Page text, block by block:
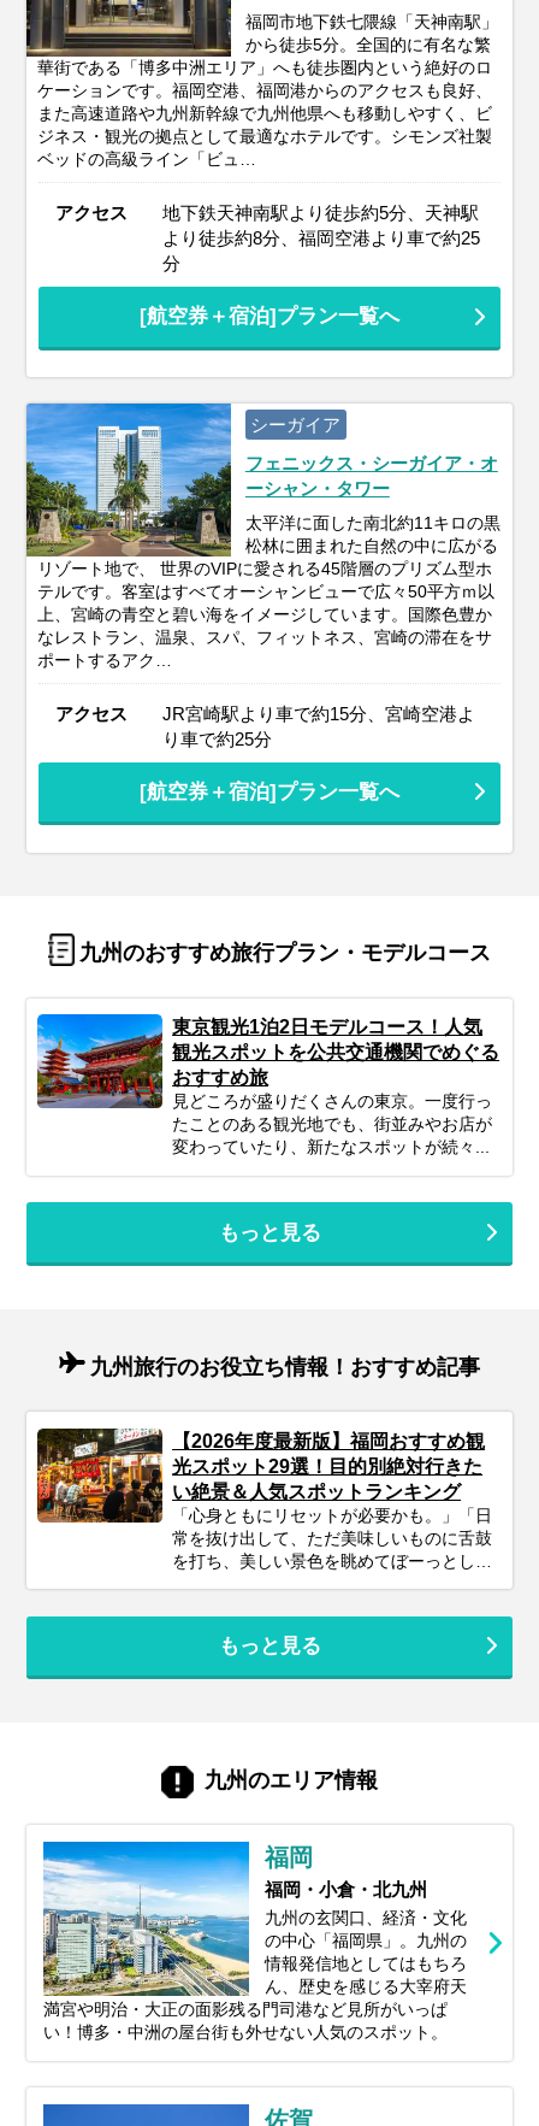
福岡市地下鉄七隈線「天神南駅」
から徒歩5分。全国的に有名な繁
華街である「博多中洲エリア」へも徒歩圏内という絶好のロ
ケーションです。福岡空港、福岡港からのアクセスも良好、
また高速道路や九州新幹線で九州他県へも移動しやすく、ビ
ジネス・観光の拠点として最適なホテルです。シモンズ社製
ベッドの高級ライン「ビュ…
アクセス
地下鉄天神南駅より徒歩約5分、天神駅
より徒歩約8分、福岡空港より車で約25
分
[航空券＋宿泊]プラン一覧へ
シーガイア
フェニックス・シーガイア・オ
ーシャン・タワー
太平洋に面した南北約11キロの黒
松林に囲まれた自然の中に広がる
リゾート地で、 世界のVIPに愛される45階層のプリズム型ホ
テルです。客室はすべてオーシャンビューで広々50平方ｍ以
上、宮崎の青空と碧い海をイメージしています。国際色豊か
なレストラン、温泉、スパ、フィットネス、宮崎の滞在をサ
ポートするアク…
アクセス
JR宮崎駅より車で約15分、宮崎空港よ
り車で約25分
[航空券＋宿泊]プラン一覧へ
九州のおすすめ旅行プラン・モデルコース
東京観光1泊2日モデルコース！人気
観光スポットを公共交通機関でめぐる
おすすめ旅
見どころが盛りだくさんの東京。一度行っ
たことのある観光地でも、街並みやお店が
変わっていたり、新たなスポットが続々...
もっと見る
九州旅行のお役立ち情報！おすすめ記事
【2026年度最新版】福岡おすすめ観
光スポット29選！目的別絶対行きた
い絶景＆人気スポットランキング
「心身ともにリセットが必要かも。」「日
常を抜け出して、ただ美味しいものに舌鼓
を打ち、美しい景色を眺めてぼーっとした
分という抜群のアクセスを誇り、洗練され
た都市の楽しみと、息をのむような自然の
最新トレンドから地元で愛され続ける定番
スポットまで、福岡の魅力を存分に味わえ
こに見つかります。
もっと見る
九州のエリア情報
福岡
福岡・小倉・北九州
九州の玄関口、経済・文化
の中心「福岡県」。九州の
情報発信地としてはもちろ
ん、歴史を感じる大宰府天
満宮や明治・大正の面影残る門司港など見所がいっぱ
い！博多・中洲の屋台街も外せない人気のスポット。
佐賀